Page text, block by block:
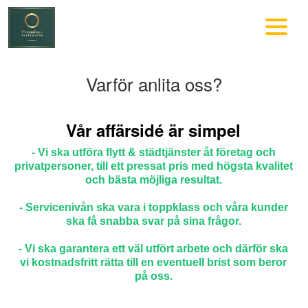
Varför anlita oss?
Vår affärsidé är simpel
- Vi ska utföra flytt & städtjänster åt företag och
privatpersoner, till ett pressat pris med högsta kvalitet
och bästa möjliga resultat.
- Servicenivån ska vara i toppklass och våra kunder
ska få snabba svar på sina frågor.
- Vi ska garantera ett väl utfört arbete och därför ska
vi kostnadsfritt rätta till en eventuell brist som beror
på oss.